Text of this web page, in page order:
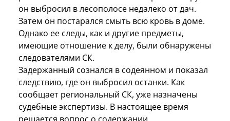
он выбросил в лесополосе недалеко от дач.
Затем он постарался смыть всю кровь в доме.
Однако ее следы, как и другие предметы,
имеющие отношение к делу, были обнаружены
следователями СК.
Задержанный сознался в содеянном и показал
следствию, где он выбросил останки. Как
сообщает региональный СК, уже назначены
судебные экспертизы. В настоящее время